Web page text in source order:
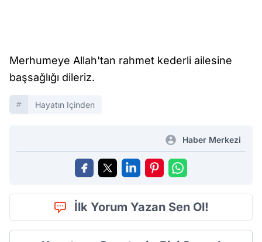
Merhumeye Allah'tan rahmet kederli ailesine
başsağlığı dileriz.
Hayatın Içinden
Haber Merkezi
İlk Yorum Yazan Sen Ol!